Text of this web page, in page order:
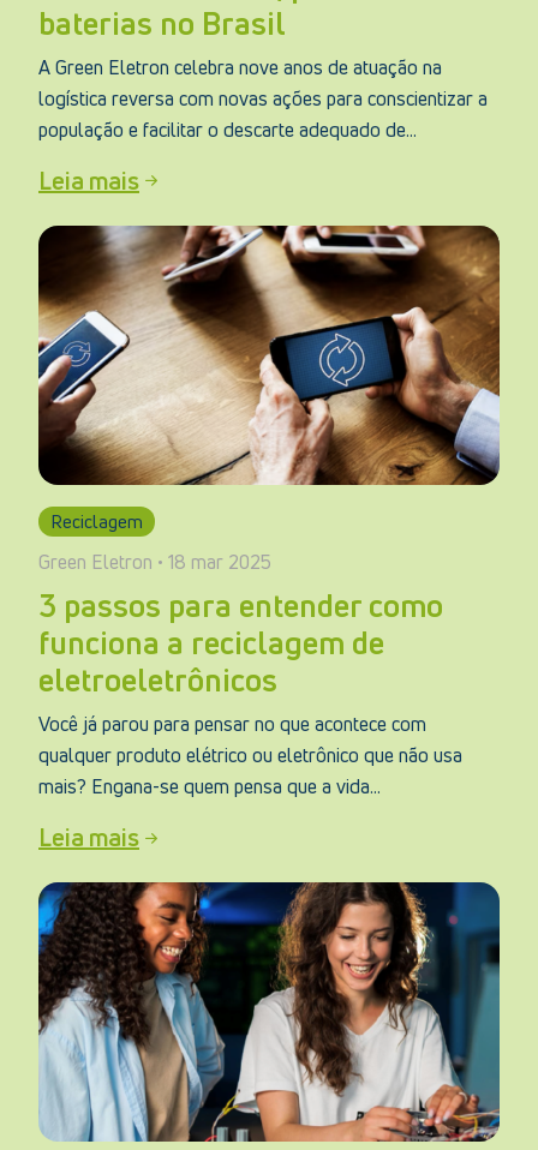
baterias no Brasil
A Green Eletron celebra nove anos de atuação na
logística reversa com novas ações para conscientizar a
população e facilitar o descarte adequado de...
Leia mais
Reciclagem
Green Eletron • 18 mar 2025
3 passos para entender como
funciona a reciclagem de
eletroeletrônicos
Você já parou para pensar no que acontece com
qualquer produto elétrico ou eletrônico que não usa
mais? Engana-se quem pensa que a vida...
Leia mais